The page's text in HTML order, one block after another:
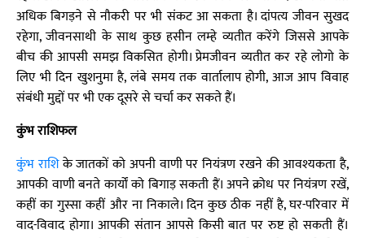
अधिक बिगड़ने से नौकरी पर भी संकट आ सकता है। दांपत्य जीवन सुखद
रहेगा, जीवनसाथी के साथ कुछ हसीन लम्हे व्यतीत करेंगे जिससे आपके
बीच की आपसी समझ विकसित होगी। प्रेमजीवन व्यतीत कर रहे लोगो के
लिए भी दिन खुशनुमा है, लंबे समय तक वार्तालाप होगी, आज आप विवाह
संबंधी मुद्दों पर भी एक दूसरे से चर्चा कर सकते हैं।
कुंभ राशिफल
कुंभ राशिके जातकों को अपनी वाणी पर नियंत्रण रखने की आवश्यकता है,
आपकी वाणी बनते कार्यों को बिगाड़ सकती हैं। अपने क्रोध पर नियंत्रण रखें,
कहीं का गुस्सा कहीं और ना निकाले। दिन कुछ ठीक नहीं है, घर-परिवार में
वाद-विवाद होगा। आपकी संतान आपसे किसी बात पर रुष्ट हो सकती हैं।